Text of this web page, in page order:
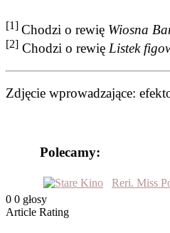
[1] Chodzi o rewię Wiosna
[2] Chodzi o rewię Listek
Zdjęcie wprowadzające:
Polecamy:
Reri. Miss
0 0 głosy
Article Rating